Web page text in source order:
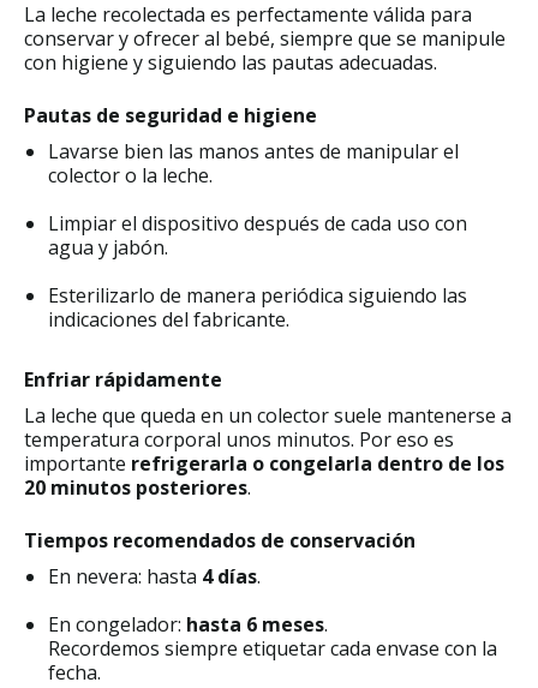
La leche recolectada es perfectamente válida para
conservar y ofrecer al bebé, siempre que se manipule
con higiene y siguiendo las pautas adecuadas.
Pautas de seguridad e higiene
Lavarse bien las manos antes de manipular el
colector o la leche.
Limpiar el dispositivo después de cada uso con
agua y jabón.
Esterilizarlo de manera periódica siguiendo las
indicaciones del fabricante.
Enfriar rápidamente
La leche que queda en un colector suele mantenerse a
temperatura corporal unos minutos. Por eso es
importante refrigerarla o congelarla dentro de los
20 minutos posteriores.
Tiempos recomendados de conservación
En nevera: hasta 4 días.
En congelador: hasta 6 meses.
Recordemos siempre etiquetar cada envase con la
fecha.